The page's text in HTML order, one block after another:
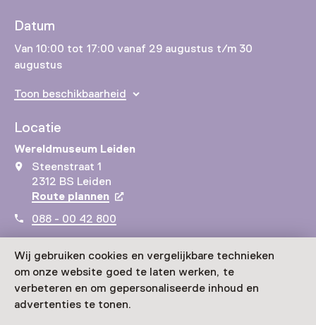
Wij gebruiken cookies en vergelijkbare technieken
om onze website goed te laten werken, te
verbeteren en om gepersonaliseerde inhoud en
advertenties te tonen.
Datum
Van 10:00 tot 17:00 vanaf 29 augustus t/m 30
augustus
Toon beschikbaarheid
Locatie
Wereldmuseum Leiden
Steenstraat 1
2312 BS Leiden
Route plannen Opent in een nieuw tabblad
088 - 00 42 800
Meer openingstijden